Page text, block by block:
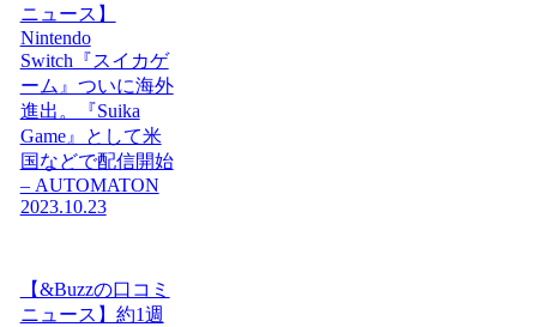
ニュース】
Nintendo
Switch『スイカゲ
ーム』ついに海外
進出。『Suika
Game』として米
国などで配信開始
– AUTOMATON
2023.10.23
【&Buzzの口コミ
ニュース】約1週